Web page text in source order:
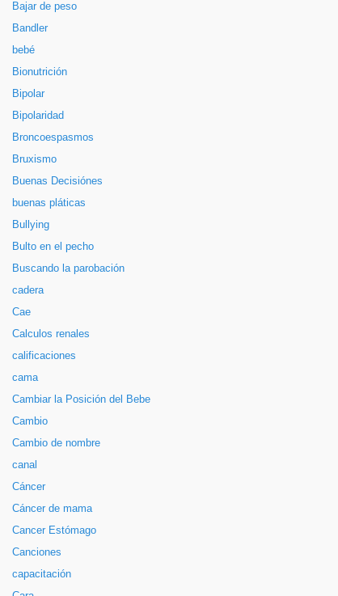
Bajar de peso
Bandler
bebé
Bionutrición
Bipolar
Bipolaridad
Broncoespasmos
Bruxismo
Buenas Decisiónes
buenas pláticas
Bullying
Bulto en el pecho
Buscando la parobación
cadera
Cae
Calculos renales
calificaciones
cama
Cambiar la Posición del Bebe
Cambio
Cambio de nombre
canal
Cáncer
Cáncer de mama
Cancer Estómago
Canciones
capacitación